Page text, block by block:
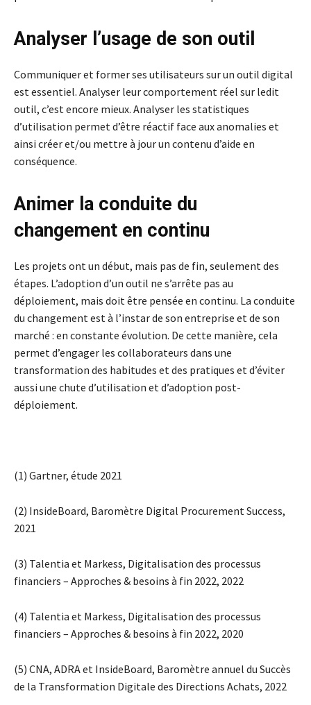
Analyser l’usage de son outil
Communiquer et former ses utilisateurs sur un outil digital
est essentiel. Analyser leur comportement réel sur ledit
outil, c’est encore mieux. Analyser les statistiques
d’utilisation permet d’être réactif face aux anomalies et
ainsi créer et/ou mettre à jour un contenu d’aide en
conséquence.
Animer la conduite du
changement en continu
Les projets ont un début, mais pas de fin, seulement des
étapes. L’adoption d’un outil ne s’arrête pas au
déploiement, mais doit être pensée en continu. La conduite
du changement est à l’instar de son entreprise et de son
marché : en constante évolution. De cette manière, cela
permet d’engager les collaborateurs dans une
transformation des habitudes et des pratiques et d’éviter
aussi une chute d’utilisation et d’adoption post-
déploiement.
(1) Gartner, étude 2021
(2) InsideBoard, Baromètre Digital Procurement Success,
2021
(3) Talentia et Markess, Digitalisation des processus
financiers – Approches & besoins à fin 2022, 2022
(4) Talentia et Markess, Digitalisation des processus
financiers – Approches & besoins à fin 2022, 2020
(5) CNA, ADRA et InsideBoard, Baromètre annuel du Succès
de la Transformation Digitale des Directions Achats, 2022